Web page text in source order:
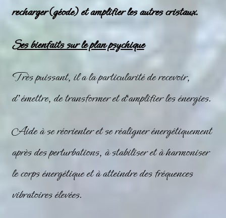
recharger (géode) et amplifier les autres cristaux.
Ses bienfaits sur le plan psychique
Très puissant, il a la particularité de recevoir,
d’émettre, de transformer et d‘amplifier les énergies.
Aide à se réorienter et se réaligner énergétiquement
après des perturbations, à stabiliser et à harmoniser
le corps énergétique et à atteindre des fréquences
vibratoires élevées.